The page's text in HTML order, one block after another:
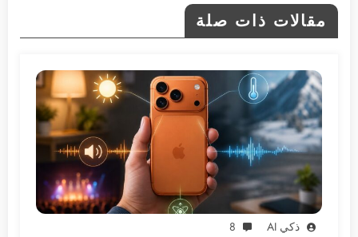
مقالات ذات صلة
ذكي AI 8